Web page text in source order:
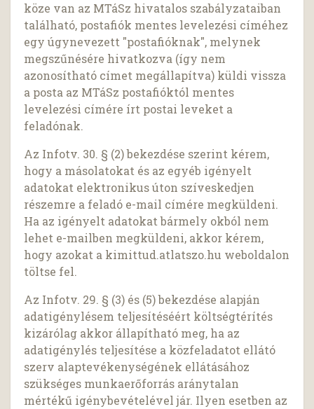
köze van az MTáSz hivatalos szabályzataiban
található, postafiók mentes levelezési címéhez
egy úgynevezett "postafióknak", melynek
megszűnésére hivatkozva (így nem
azonosítható címet megállapítva) küldi vissza
a posta az MTáSz postafióktól mentes
levelezési címére írt postai leveket a
feladónak.
Az Infotv. 30. § (2) bekezdése szerint kérem,
hogy a másolatokat és az egyéb igényelt
adatokat elektronikus úton szíveskedjen
részemre a feladó e-mail címére megküldeni.
Ha az igényelt adatokat bármely okból nem
lehet e-mailben megküldeni, akkor kérem,
hogy azokat a kimittud.atlatszo.hu weboldalon
töltse fel.
Az Infotv. 29. § (3) és (5) bekezdése alapján
adatigénylésem teljesítéséért költségtérítés
kizárólag akkor állapítható meg, ha az
adatigénylés teljesítése a közfeladatot ellátó
szerv alaptevékenységének ellátásához
szükséges munkaerőforrás aránytalan
mértékű igénybevételével jár. Ilyen esetben az